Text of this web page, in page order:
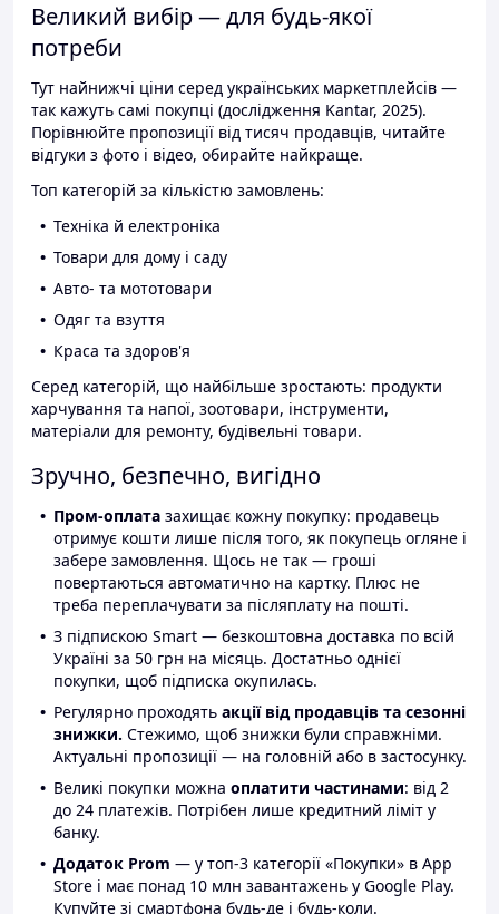
Великий вибір — для будь-якої
потреби
Тут найнижчі ціни серед українських маркетплейсів —
так кажуть самі покупці (дослідження Kantar, 2025).
Порівнюйте пропозиції від тисяч продавців, читайте
відгуки з фото і відео, обирайте найкраще.
Топ категорій за кількістю замовлень:
Техніка й електроніка
Товари для дому і саду
Авто- та мототовари
Одяг та взуття
Краса та здоров'я
Серед категорій, що найбільше зростають: продукти
харчування та напої, зоотовари, інструменти,
матеріали для ремонту, будівельні товари.
Зручно, безпечно, вигідно
Пром-оплата захищає кожну покупку: продавець
отримує кошти лише після того, як покупець огляне і
забере замовлення. Щось не так — гроші
повертаються автоматично на картку. Плюс не
треба переплачувати за післяплату на пошті.
З підпискою Smart — безкоштовна доставка по всій
Україні за 50 грн на місяць. Достатньо однієї
покупки, щоб підписка окупилась.
Регулярно проходять акції від продавців та сезонні
знижки. Стежимо, щоб знижки були справжніми.
Актуальні пропозиції — на головній або в застосунку.
Великі покупки можна оплатити частинами: від 2
до 24 платежів. Потрібен лише кредитний ліміт у
банку.
Додаток Prom — у топ-3 категорії «Покупки» в App
Store і має понад 10 млн завантажень у Google Play.
Купуйте зі смартфона будь-де і будь-коли.